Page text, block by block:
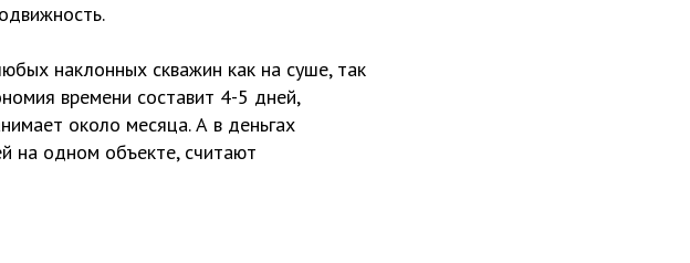
наклонных скважин как на суше, так
времени составит 4-5 дней,
около месяца. А в деньгах
на одном объекте, считают